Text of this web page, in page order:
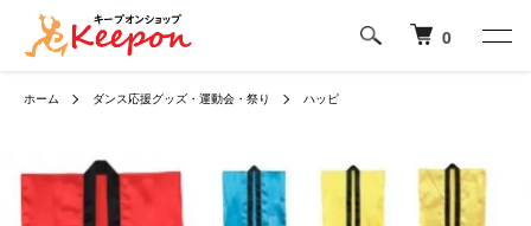
0
ホーム ダンス応援グッズ・運動会・祭り ハッピ